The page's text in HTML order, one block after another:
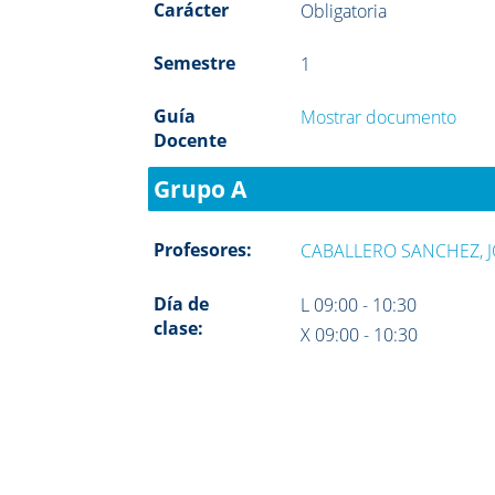
Carácter Obligatoria
Semestre 1
Guía
Docente
Mostrar documento
Grupo A
Profesores: CABALLERO SANCHEZ,
Día de
clase:
L 09:00 - 10:30
X 09:00 - 10:30